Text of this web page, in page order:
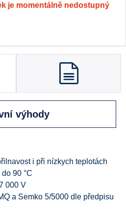
je momentálně nedostupný
výhody
i při nízkych teplotách
90 °C
000 V
a Semko 5/5000 dle předpisu